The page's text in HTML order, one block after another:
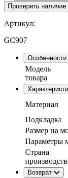
Проверить наличие
Артикул:
GC907
Модель
товара
Материал
Подкладка
Размер на
Параметры
Страна
Возврат